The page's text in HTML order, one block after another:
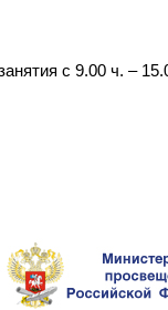
с 9.00 ч. –